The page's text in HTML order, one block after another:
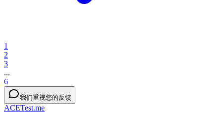
1
2
3
...
6
我们重视您的反馈
ACETest.me